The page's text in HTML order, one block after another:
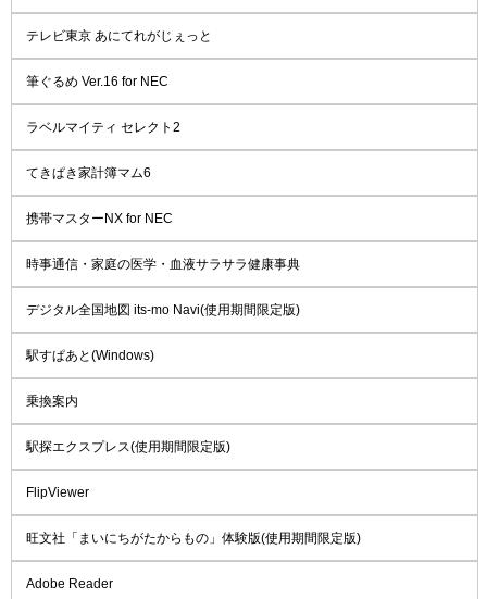
テレビ東京 あにてれがじぇっと
筆ぐるめ Ver.16 for NEC
ラベルマイティ セレクト2
てきぱき家計簿マム6
携帯マスターNX for NEC
時事通信・家庭の医学・血液サラサラ健康事典
デジタル全国地図 its-mo Navi(使用期間限定版)
駅すぱあと(Windows)
乗換案内
駅探エクスプレス(使用期間限定版)
FlipViewer
旺文社「まいにちがたからもの」体験版(使用期間限定版)
Adobe Reader